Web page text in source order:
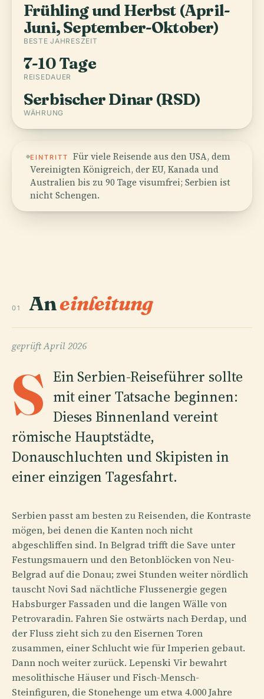
Frühling und Herbst (April-
Juni, September-Oktober)
BESTE JAHRESZEIT
7-10 Tage
REISEDAUER
Serbischer Dinar (RSD)
WÄHRUNG
EINTRITT
Für viele Reisende aus den USA, dem
Vereinigten Königreich, der EU, Kanada und
Australien bis zu 90 Tage visumfrei; Serbien ist
nicht Schengen.
01 Aneinleitung
geprüftApril 2026
S Ein Serbien-Reiseführer sollte
mit einer Tatsache beginnen:
Dieses Binnenland vereint
römische Hauptstädte,
Donauschluchten und Skipisten in
einer einzigen Tagesfahrt.
Serbien passt am besten zu Reisenden, die Kontraste
mögen, bei denen die Kanten noch nicht
abgeschliffen sind. In Belgrad trifft die Save unter
Festungsmauern und den Betonblöcken von Neu-
Belgrad auf die Donau; zwei Stunden weiter nördlich
tauscht Novi Sad nächtliche Flussenergie gegen
Habsburger Fassaden und die langen Wälle von
Petrovaradin. Fahren Sie ostwärts nach Đerdap, und
der Fluss zieht sich zu den Eisernen Toren
zusammen, einer Schlucht wie für Imperien gebaut.
Dann noch weiter zurück. Lepenski Vir bewahrt
mesolithische Häuser und Fisch-Mensch-
Steinfiguren, die Stonehenge um etwa 4.000 Jahre